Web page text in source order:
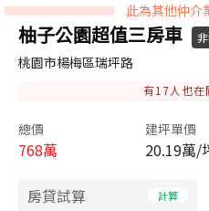
此為其他仲介
柚子公園超值三房車
桃園市楊梅區瑞坪路
有17人也
總價
768萬
建坪單價
20.19萬/
房貸試算 計算